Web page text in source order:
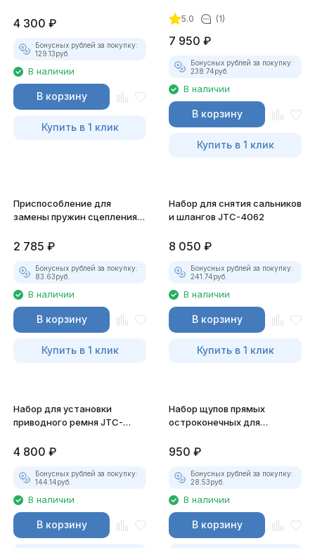
4 300 ₽
Бонусных рублей за покупку:
129.13руб.
В наличии
В корзину
Купить в 1 клик
5.0 (1)
7 950 ₽
Бонусных рублей за покупку:
238.74руб.
В наличии
В корзину
Купить в 1 клик
Приспособление для
замены пружин сцепления
2 785 ₽
Бонусных рублей за покупку:
83.63руб.
В наличии
В корзину
Купить в 1 клик
Набор для снятия сальников
и шлангов JTC-4062
8 050 ₽
Бонусных рублей за покупку:
241.74руб.
В наличии
В корзину
Купить в 1 клик
Набор для установки
приводного ремня JTC-
4 800 ₽
Бонусных рублей за покупку:
144.14руб.
В наличии
В корзину
Набор щупов прямых
остроконечных для
950 ₽
Бонусных рублей за покупку:
28.53руб.
В наличии
В корзину